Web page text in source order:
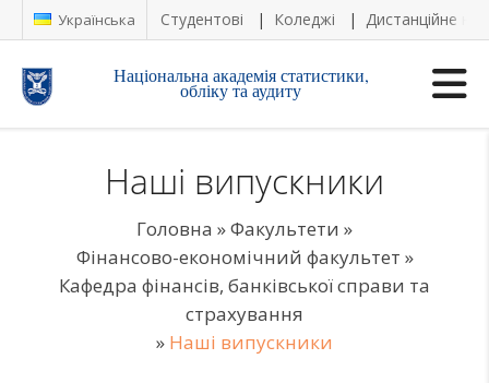
Українська Студентові Коледжі Дистанційне
Національна академія статистики,
обліку та аудиту
Наші випускники
Головна »Факультети »
Фінансово-економічний факультет »
Кафедра фінансів, банківської справи та
страхування
» Наші випускники